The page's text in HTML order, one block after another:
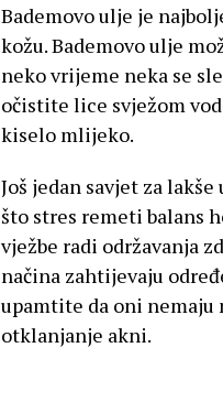
Bademovo ulje je
kožu. Bademovo ulje
neko vrijeme neka se
očistite lice svježom
kiselo mlijeko.
Još jedan savjet za
što stres remeti balans
vježbe radi održavanja
načina zahtijevaju
upamtite da oni nemaju
otklanjanje akni.